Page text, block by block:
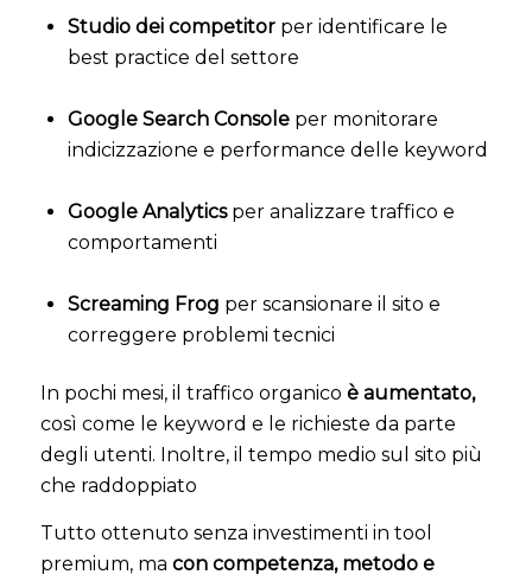
Studio dei competitorper identificare le
best practice del settore
Google Search Consoleper monitorare
indicizzazione e performance delle keyword
Google Analyticsper analizzare traffico e
comportamenti
Screaming Frog per scansionare il sito e
correggere problemi tecnici
In pochi mesi, il traffico organico è aumentato,
così come le keyword e le richieste da parte
degli utenti. Inoltre, il tempo medio sul sito più
che raddoppiato
Tutto ottenuto senza investimenti in tool
premium, ma con competenza, metodo e